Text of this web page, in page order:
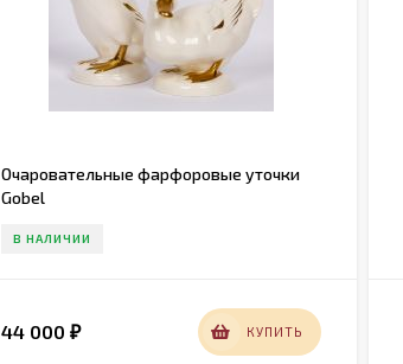
Очаровательные фарфоровые уточки
Gobel
В НАЛИЧИИ
44 000₽ КУПИТЬ